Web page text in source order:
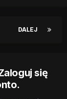
DALEJ
się